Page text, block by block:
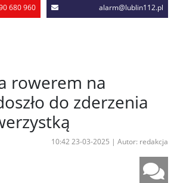
680 960 alarm@lublin112.pl
rowerem na
do zderzenia
10:42 23-03-2025 | Autor: redakcja